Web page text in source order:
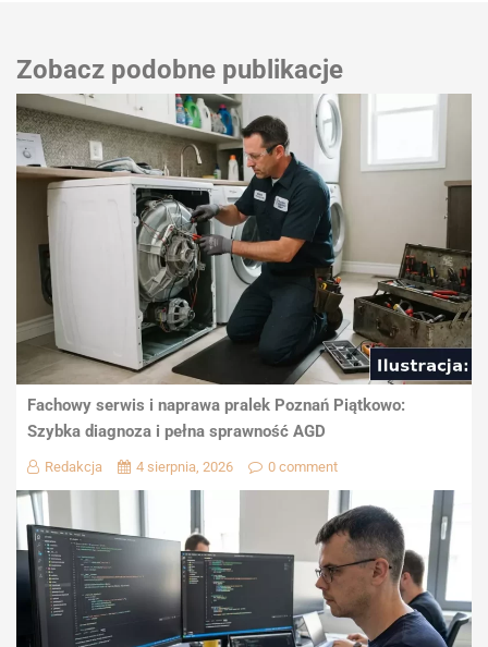
Zobacz podobne publikacje
Fachowy serwis i naprawa pralek Poznań Piątkowo:
Szybka diagnoza i pełna sprawność AGD
Redakcja 4 sierpnia, 2026 0 comment